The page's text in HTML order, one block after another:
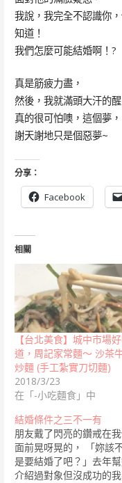
我說，我完全不認識你
知道！
我們怎麼可能結婚啊！?
真是筋疲力盡，
然後，我就滿頭大汗的醒
真的很可怕噢，這個夢，
謝天謝地只是個惡夢~
分享：
Facebook
相關
【台北美食】城中市場
道，周記家常麵～ 沙茶
炒麵 (手工紮實刀切麵)
2018/3/23
在「-小吃麵食」中
結婚條件之三不一有
朋友戴了閃亮的鑽戒在
面前晃呀晃的， 「妳該
是要結婚了吧？」去年
介紹過對象但沒成功的